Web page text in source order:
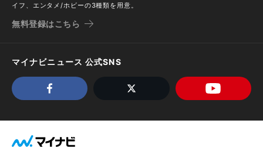
イフ、エンタメ/ホビーの3種類を用意。
無料登録はこちら
マイナビニュース 公式SNS